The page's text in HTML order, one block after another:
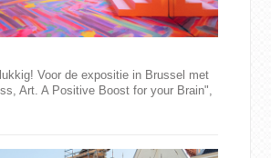
Voor de expositie in Brussel met
Art. A Positive Boost for your Brain",